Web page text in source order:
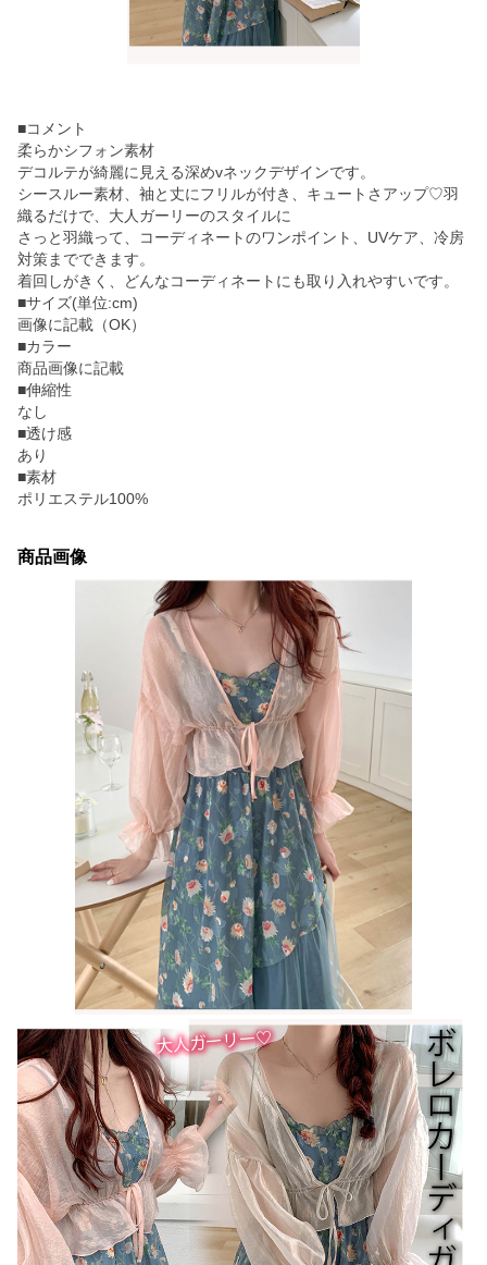
■コメント
柔らかシフォン素材
デコルテが綺麗に見える深めvネックデザインです。
シースルー素材、袖と丈にフリルが付き、キュートさアップ♡羽
織るだけで、大人ガーリーのスタイルに
さっと羽織って、コーディネートのワンポイント、UVケア、冷房
対策までできます。
着回しがきく、どんなコーディネートにも取り入れやすいです。
■サイズ(単位:cm)
画像に記載（OK）
■カラー
商品画像に記載
■伸縮性
なし
■透け感
あり
■素材
ポリエステル100%
商品画像